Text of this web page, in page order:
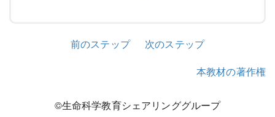
前のステップ
次のステップ
本教材の著作権
©生命科学教育シェアリンググループ